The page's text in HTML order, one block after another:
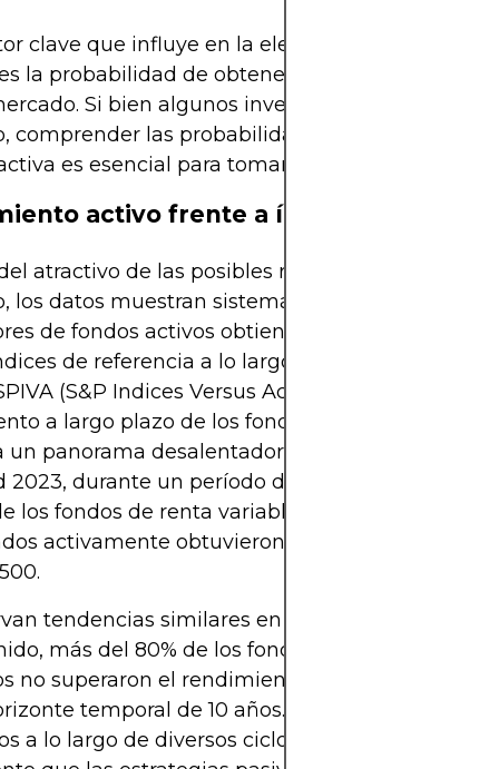
clave que influye en la elección entre
la probabilidad de obtener rentabilidades
Si bien algunos inversores buscan
comprender las probabilidades de lograrlo
es esencial para tomar una decisión
activo frente a índices de
atractivo de las posibles rentabilidades
los datos muestran sistemáticamente que la
de fondos activos obtienen un rendimiento
de referencia a lo largo del tiempo. El
(S&P Indices Versus Activo), que analiza el
a largo plazo de los fondos de gestión activa,
un panorama desalentador. Según el informe
2023, durante un período de 10 años,
los fondos de renta variable de gran
activamente obtuvieron un rendimiento
tendencias similares en los mercados
más del 80% de los fondos de renta variable
no superaron el rendimiento del índice FTSE
temporal de 10 años. La consistencia de
a lo largo de diversos ciclos de mercado